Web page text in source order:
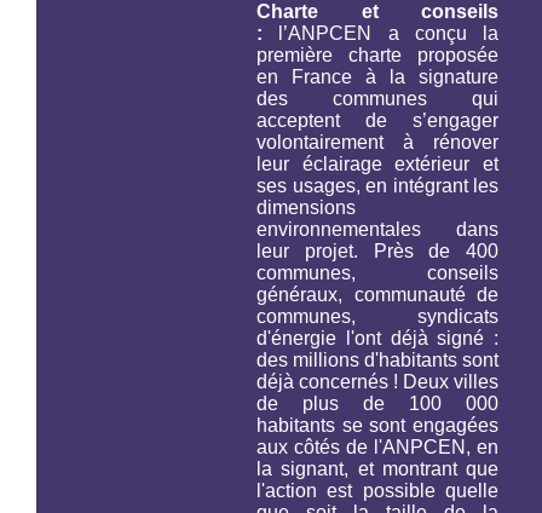
Charte et conseils
: l’ANPCEN a conçu la
première charte proposée
en France à la signature
des communes qui
acceptent de s’engager
volontairement à rénover
leur éclairage extérieur et
ses usages, en intégrant les
dimensions
environnementales dans
leur projet. Près de 400
communes, conseils
généraux, communauté de
communes, syndicats
d'énergie l'ont déjà signé :
des millions d'habitants sont
déjà concernés ! Deux villes
de plus de 100 000
habitants se sont engagées
aux côtés de l'ANPCEN, en
la signant, et montrant que
l'action est possible quelle